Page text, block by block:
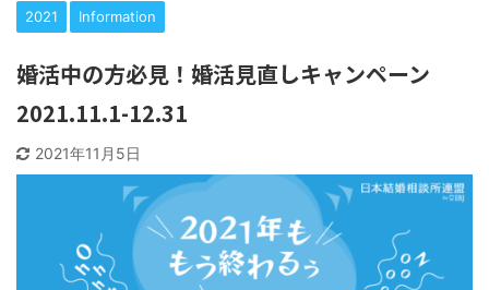
2021 Information
婚活中の方必見！婚活見直しキャンペーン
2021.11.1-12.31
2021年11月5日